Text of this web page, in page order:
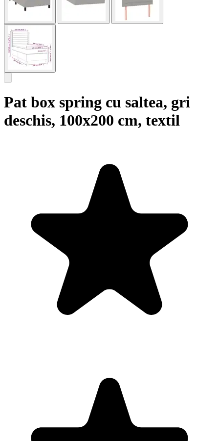
Pat box spring cu saltea, gri
deschis, 100x200 cm, textil